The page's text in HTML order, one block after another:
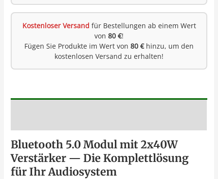
Kostenloser Versand für Bestellungen ab einem Wert
von 80 €!
Fügen Sie Produkte im Wert von 80 €hinzu, um den
kostenlosen Versand zu erhalten!
Bluetooth 5.0 Modul mit 2x40W
Verstärker — Die Komplettlösung
für Ihr Audiosystem